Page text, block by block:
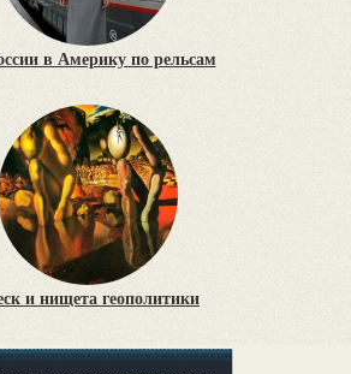
в Америку по рельсам
и нищета геополитики